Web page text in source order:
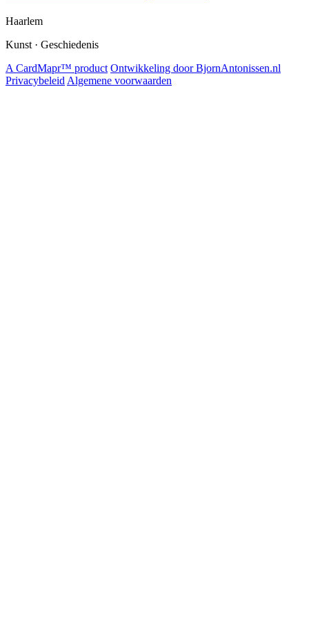
Haarlem
Kunst · Geschiedenis
A CardMapr™ product Ontwikkeling door BjornAntonissen.nl
Privacybeleid Algemene voorwaarden